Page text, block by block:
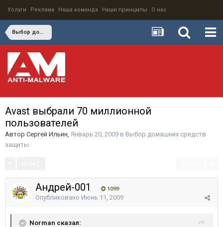
Услуги Реклама Наша команда Наши принципы О нас
Выбор домашних средств защиты
Avast выбрали 70 миллионной
пользователей
Автор Сергей Ильин, Январь 20, 2009 в Выбор домашних средств
защиты
Андрей-001 1099
Опубликовано Июнь 11, 2009
Norman сказал: